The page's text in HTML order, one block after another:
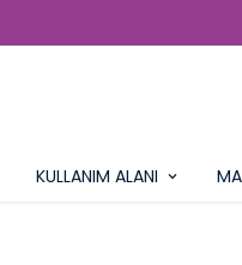
KULLANIM ALANI